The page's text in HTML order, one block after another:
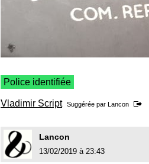
Police identifiée
Vladimir Script Suggérée par Lancon
Lancon
13/02/2019 à 23:43